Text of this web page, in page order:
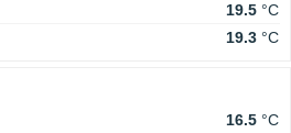
19.5 °C
19.3 °C
16.5 °C